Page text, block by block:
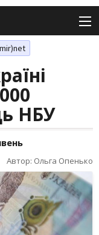
НБУ
Автор: Ольга Опенько